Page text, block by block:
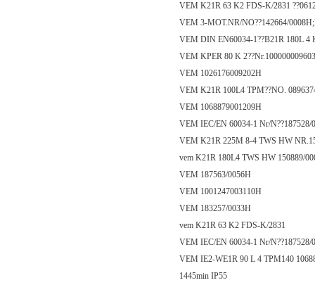
VEM K21R 63 K2 FDS-K/2831
VEM 3-MOT.NR/NO??142664/
VEM DIN EN60034-1??B21R 180L 4
VEM KPER 80 K 2??Nr.100000009603
VEM 1026176009202H
VEM K21R 100L4 TPM??NO.
VEM 1068879001209H
VEM IEC/EN 60034-1 Nr/N??187528/
VEM K21R 225M 8-4 TWS HW
vem K21R 180L4 TWS HW 150889/
VEM 187563/0056H
VEM 1001247003110H
VEM 183257/0033H
vem K21R 63 K2 FDS-K/2831
VEM IEC/EN 60034-1 Nr/
VEM IE2-WE1R 90 L 4 TPM140
1445min IP55